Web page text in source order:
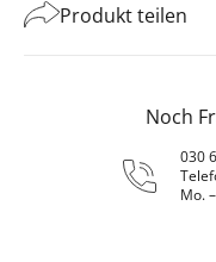
Produkt teilen
Noch
030
Mo.